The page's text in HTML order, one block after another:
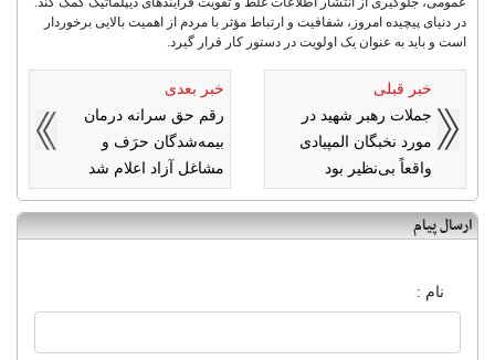
در دنیای پیچیده امروز، شفافیت و ارتباط مؤثر با مردم از اهمیت بالایی برخوردار
است و باید به عنوان یک اولویت در دستور کار قرار گیرد.
خبر قبلی
جملات رهبر شهید در
مورد نخبگان المپیادی
واقعاً بی‌نظیر بود
خبر بعدی
رقم حق سرانه درمان
بیمه‌شدگان حرَف و
مشاغل آزاد اعلام شد
ارسال پیام
نام :